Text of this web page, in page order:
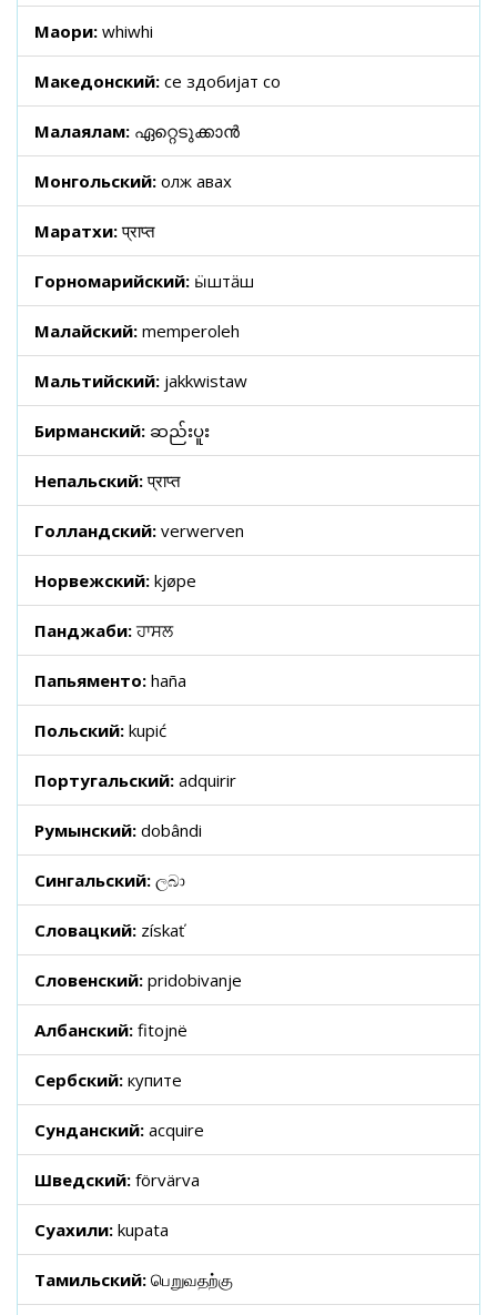
Маори: whiwhi
Македонский: се здобијат со
Малаялам: ഏറ്റെടുക്കാൻ
Монгольский: олж авах
Маратхи:प्राप्त
Горномарийский: ӹштӓш
Малайский: memperoleh
Мальтийский: jakkwistaw
Бирманский: ဆည်းပူး
Непальский:प्राप्त
Голландский: verwerven
Норвежский: kjøpe
Панджаби:ਹਾਸਲ
Папьяменто: haña
Польский: kupić
Португальский: adquirir
Румынский: dobândi
Сингальский: ලබා
Словацкий: získať
Словенский: pridobivanje
Албанский: fitojnë
Сербский: купите
Сунданский: acquire
Шведский: förvärva
Суахили: kupata
Тамильский: பெறுவதற்கு